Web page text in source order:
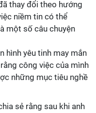
thay đổi theo hướng
niềm tin có thể
một số câu chuyện
hình yêu tinh may mắn
công việc của mình
những mục tiêu nghề
sẻ rằng sau khi anh